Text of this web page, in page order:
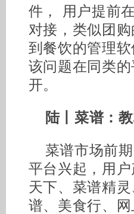
件， 用户提前
对接，类似团
到餐饮的管理
该问题在同类
开。
陆丨菜谱：
菜谱市场前
平台兴起，用
天下、菜谱精
谱、美食行、